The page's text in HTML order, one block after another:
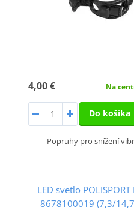
4,00 € Na
Do košíka
Popruhy pro snížení
LED svetlo POLISPORT
8678100019 (7,3/